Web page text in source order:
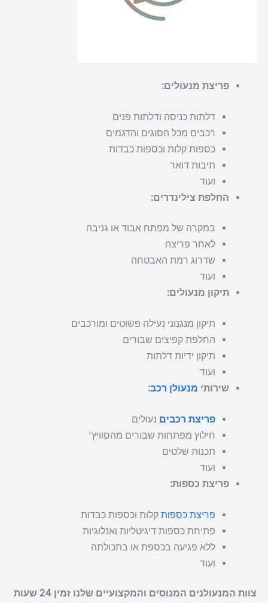
פריצת מנעולים:
דלתות כניסה ודלתות פנים
רכבים מכל הסוגים והדגמים
כספות קלות וכספות כבדות
תיבות דואר
ועוד
החלפת צילינדרים:
במקרה של מפתח אבוד או גניבה
לאחר פריצה
שדרוג רמת האבטחה
ועוד
תיקון מנעולים:
תיקון מנגנוני נעילה פשוטים ומורכבים
החלפת קפיצים שבורים
תיקון ידיות דלתות
ועוד
שירותי מנעולן רכב:
פריצת רכבים נעולים
חילוץ מפתחות שבורים מהסוויץ'
תכנות שלטים
ועוד
פריצת כספות:
פריצת כספות קלות וכספות כבדות
פתיחת כספות דיגיטליות ואנלוגיות
ללא פגיעה בכספת או בתכולתה
ועוד
צוות המנעולנים המנוסים והמקצועיים שלנו זמין 24 שעות